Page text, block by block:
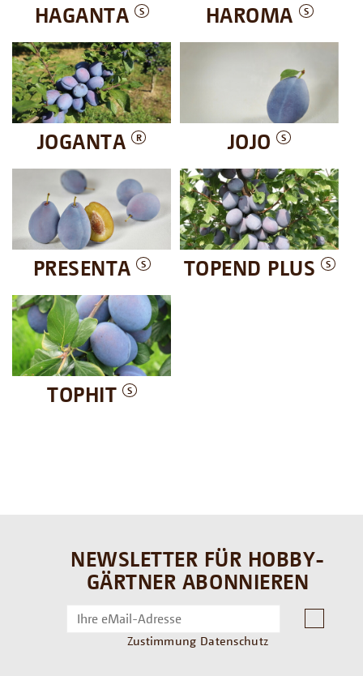
HAGANTA S HAROMA S
JOGANTA R JOJO S
PRESENTA S TOPEND PLUS S
TOPHIT S
NEWSLETTER FÜR HOBBY-
GÄRTNER ABONNIEREN
Zustimmung Datenschutz